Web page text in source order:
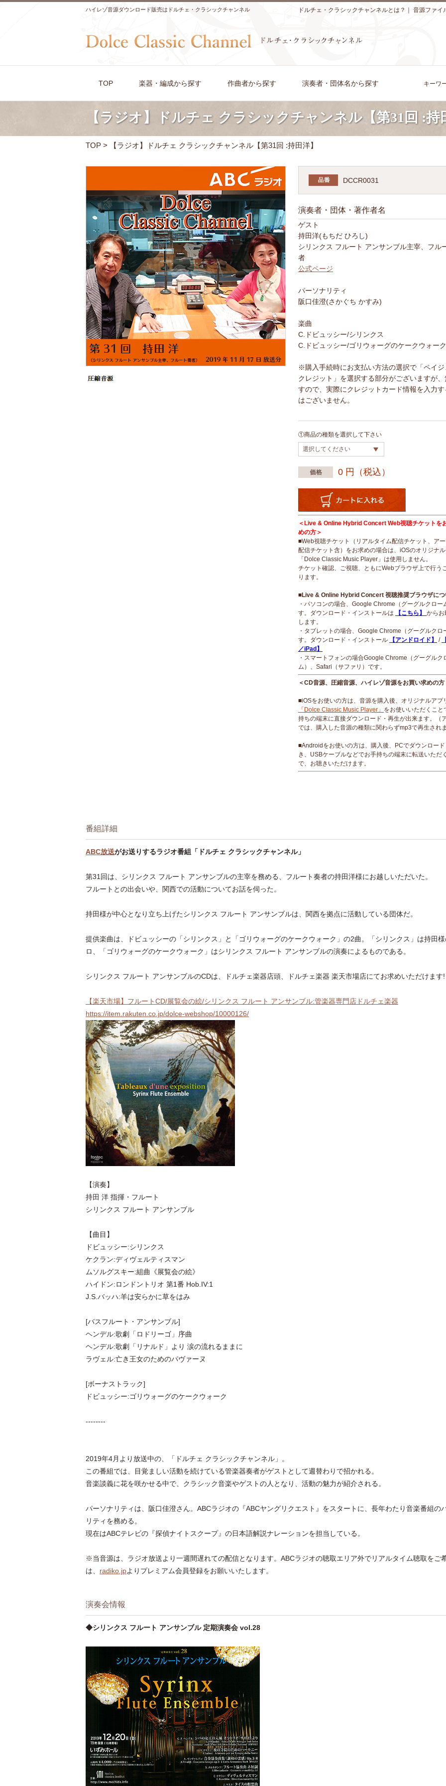
ハイレゾ音源ダウンロード販売はドルチェ・クラシックチャンネル 音源ファイ
ドルチェ・クラシックチャンネルとは？
TOP 楽器・編成から探す 作曲者から探す 演奏者・団体名から探す キーワ
【ラジオ】ドルチェ クラシックチャンネル【第31回 :持
TOP > 【ラジオ】ドルチェ クラシックチャンネル【第31回 :持田洋】
DCCR0031
演奏者・団体・著作者名
ゲスト
持田洋(もちだ ひろし)
シリンクス フルート アンサンブル主宰、フル
者
公式ページ
パーソナリティ
阪口佳澄(さかぐち かすみ)
楽曲
C.ドビュッシー/シリンクス
C.ドビュッシー/ゴリウォーグのケークウォーク
※購入手続時にお支払い方法の選択で「ペイジ
クレジット」を選択する部分がございますが
すので、実際にクレジットカード情報を入力
はございません。
①商品の種類を選択して下さい
0 円（税込）
＜Live & Online Hybrid Concert Web視聴チケットを
めの方＞
■Web視聴チケット（リアルタイム配信チケット、ア
配信チケット含）をお求めの場合は、iOSのオリジナ
「Dolce Classic Music Player」は使用しません。
チケット確認、ご視聴、ともにWebブラウザ上で行う
ります。
■Live & Online Hybrid Concert 視聴推奨ブラウザにつ
・パソコンの場合、Google Chrome（グーグルクロー
す。ダウンロード・インストールは
【こちら】
からお
します。
・タブレットの場合、Google Chrome（グーグルクロ
す。ダウンロード・インストール
【アンドロイド】 /
／iPad】
・スマートフォンの場合Google Chrome（グーグルク
ム）、Safari（サファリ）です。
＜CD音源、圧縮音源、ハイレゾ音源をお買い求めの方
■iOSをお使いの方は、音源を購入後、オリジナルアプ
「Dolce Classic Music Player」 をお使いいただくこと
持ちの端末に直接ダウンロード・再生が出来ます。（
では、購入した音源の種類に関わらずmp3で再生され
■Androidをお使いの方は、購入後、PCでダウンロー
き、USBケーブルなどでお手持ちの端末に転送いただ
で、お聴きいただけます。
番組詳細
ABC放送がお送りするラジオ番組「ドルチェ クラシックチャンネル」
第31回は、シリンクス フルート アンサンブルの主宰を務める、フルート奏者の持田洋様にお越しいただいた。
フルートとの出会いや、関西での活動についてお話を伺った。
持田様が中心となり立ち上げたシリンクス フルート アンサンブルは、関西を拠点に活動している団体だ。
提供楽曲は、ドビュッシーの「シリンクス」と「ゴリウォーグのケークウォーク」の2曲。「シリンクス」は持田
ロ、「ゴリウォーグのケークウォーク」はシリンクス フルート アンサンブルの演奏によるものである。
シリンクス フルート アンサンブルのCDは、ドルチェ楽器店頭、ドルチェ楽器 楽天市場店にてお求めいただけます!
【楽天市場】フルートCD/展覧会の絵/シリンクス フルート アンサンブル:管楽器専門店ドルチェ楽器
https://item.rakuten.co.jp/dolce-webshop/10000126/
【演奏】
持田 洋 指揮・フルート
シリンクス フルート アンサンブル
【曲目】
ドビュッシー:シリンクス
ケクラン:ディヴェルティスマン
ムソルグスキー:組曲《展覧会の絵》
ハイドン:ロンドントリオ 第1番 Hob.IV:1
J.S.バッハ:羊は安らかに草をはみ
[バスフルート・アンサンブル]
ヘンデル:歌劇「ロドリーゴ」序曲
ヘンデル:歌劇「リナルド」より 涙の流れるままに
ラヴェル:亡き王女のためのパヴァーヌ
[ボーナストラック]
ドビュッシー:ゴリウォーグのケークウォーク
--------
2019年4月より放送中の、「ドルチェ クラシックチャンネル」。
この番組では、目覚ましい活動を続けている管楽器奏者がゲストとして週替わりで招かれる。
音楽談義に花を咲かせる中で、クラシック音楽やゲストの人となり、活動の魅力が紹介される。
パーソナリティは、阪口佳澄さん。ABCラジオの『ABCヤングリクエスト』をスタートに、長年わたり音楽番組の
リティを務める。
現在はABCテレビの『探偵ナイトスクープ』の日本語解説ナレーションを担当している。
※当音源は、ラジオ放送より一週間遅れての配信となります。ABCラジオの聴取エリア外でリアルタイム聴取をご
は、 radiko.jpよりプレミアム会員登録をお願いいたします。
演奏会情報
◆シリンクス フルート アンサンブル 定期演奏会 vol.28